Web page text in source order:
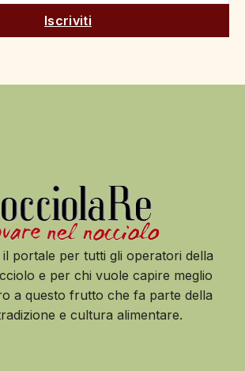
Iscriviti
portale per tutti gli operatori della
e per chi vuole capire meglio
a questo frutto che fa parte della
e cultura alimentare.